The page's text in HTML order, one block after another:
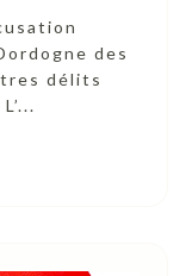
des
délits